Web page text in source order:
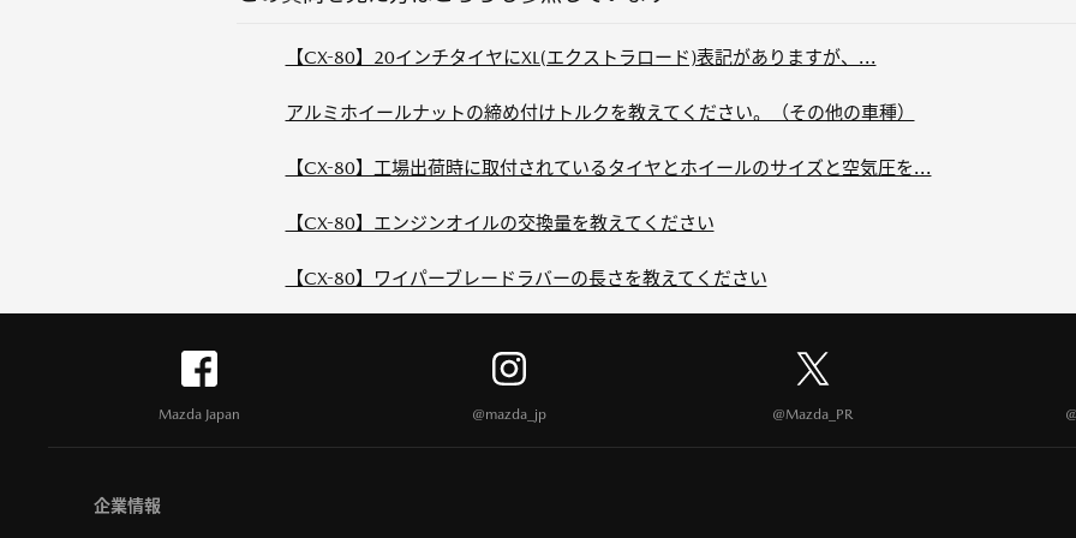
【CX-80】20インチタイヤにXL(エクストラロード)表記がありますが、...
アルミホイールナットの締め付けトルクを教えてください。（その他の車種）
【CX-80】工場出荷時に取付されているタイヤとホイールのサイズと空気圧を...
【CX-80】エンジンオイルの交換量を教えてください
【CX-80】ワイパーブレードラバーの長さを教えてください
Mazda Japan @mazda_jp @Mazda_PR
企業情報